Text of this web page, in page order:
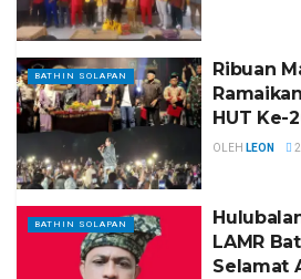
BATHIN SOLAPAN
Ribuan
HUT Ke-
OLEH LEON
BATHIN SOLAPAN
LAMR
Selamat